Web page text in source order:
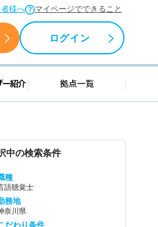
様へ マイページでできること
ログイン
キャリアアドバイザー紹介 拠点一覧
中の検索条件
種
語聴覚士
務地
奈川県
だわり条件